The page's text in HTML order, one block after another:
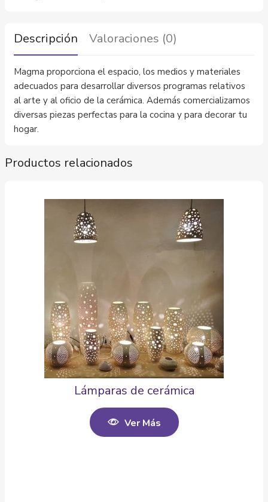
Descripción Valoraciones (0)
Magma proporciona el espacio, los medios y materiales
adecuados para desarrollar diversos programas relativos
al arte y al oficio de la cerámica. Además comercializamos
diversas piezas perfectas para la cocina y para decorar tu
hogar.
Productos relacionados
Lámparas de cerámica
Ver Más